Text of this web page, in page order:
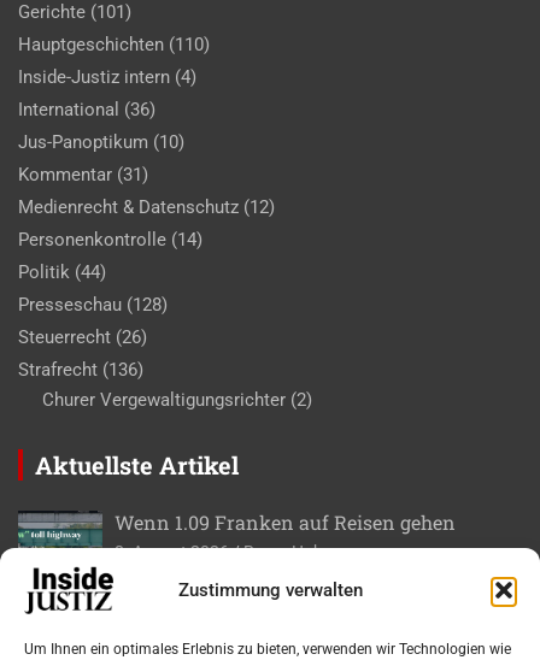
Zustimmung verwalten
Um Ihnen ein optimales Erlebnis zu bieten, verwenden wir Technologien wie
Gerichte (101)
Hauptgeschichten (110)
Inside-Justiz intern (4)
International (36)
Jus-Panoptikum (10)
Kommentar (31)
Medienrecht & Datenschutz (12)
Personenkontrolle (14)
Politik (44)
Presseschau (128)
Steuerrecht (26)
Strafrecht (136)
Churer Vergewaltigungsrichter (2)
Aktuellste Artikel
Wenn 1.09 Franken auf Reisen gehen
8. August 2026 Roger Huber
Bern